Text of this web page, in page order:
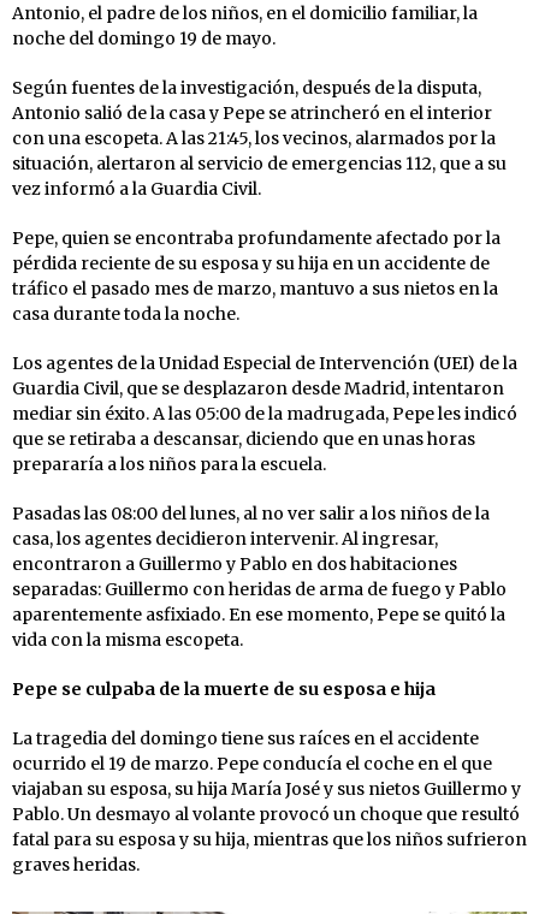
Antonio, el padre de los niños, en el domicilio familiar, la
noche del domingo 19 de mayo.
Según fuentes de la investigación, después de la disputa,
Antonio salió de la casa y Pepe se atrincheró en el interior
con una escopeta. A las 21:45, los vecinos, alarmados por la
situación, alertaron al servicio de emergencias 112, que a su
vez informó a la Guardia Civil.
Pepe, quien se encontraba profundamente afectado por la
pérdida reciente de su esposa y su hija en un accidente de
tráfico el pasado mes de marzo, mantuvo a sus nietos en la
casa durante toda la noche.
Los agentes de la Unidad Especial de Intervención (UEI) de la
Guardia Civil, que se desplazaron desde Madrid, intentaron
mediar sin éxito. A las 05:00 de la madrugada, Pepe les indicó
que se retiraba a descansar, diciendo que en unas horas
prepararía a los niños para la escuela.
Pasadas las 08:00 del lunes, al no ver salir a los niños de la
casa, los agentes decidieron intervenir. Al ingresar,
encontraron a Guillermo y Pablo en dos habitaciones
separadas: Guillermo con heridas de arma de fuego y Pablo
aparentemente asfixiado. En ese momento, Pepe se quitó la
vida con la misma escopeta.
Pepe se culpaba de la muerte de su esposa e hija
La tragedia del domingo tiene sus raíces en el accidente
ocurrido el 19 de marzo. Pepe conducía el coche en el que
viajaban su esposa, su hija María José y sus nietos Guillermo y
Pablo. Un desmayo al volante provocó un choque que resultó
fatal para su esposa y su hija, mientras que los niños sufrieron
graves heridas.